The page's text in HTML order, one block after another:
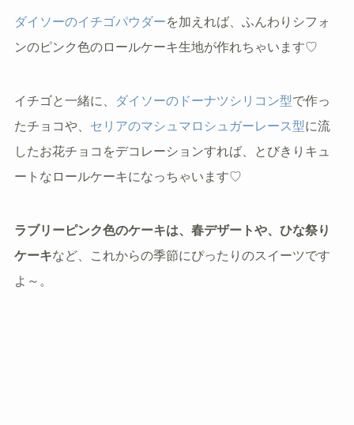
ダイソーのイチゴパウダーを加えれば、ふんわりシフォ
ンのピンク色のロールケーキ生地が作れちゃいます♡
イチゴと一緒に、 ダイソーのドーナツシリコン型で作っ
たチョコや、 セリアのマシュマロシュガーレース型に流
したお花チョコをデコレーションすれば、とびきりキュ
ートなロールケーキになっちゃいます♡
ラブリーピンク色のケーキは、春デザートや、ひな祭り
ケーキなど、これからの季節にぴったりのスイーツです
よ～。